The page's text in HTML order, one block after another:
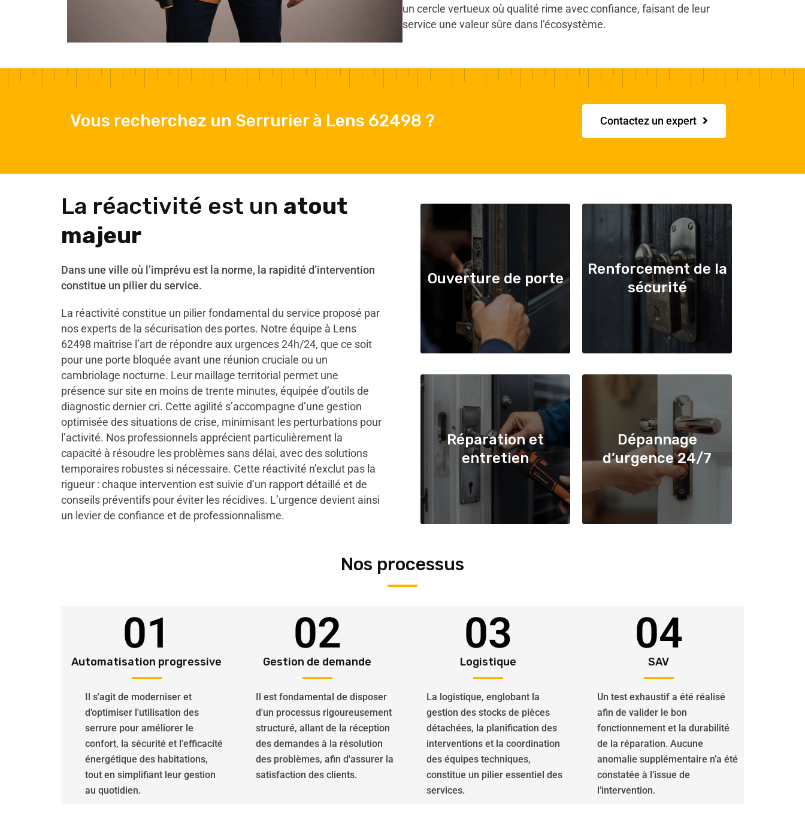
un cercle vertueux où qualité rime avec confiance, faisant de leur
service une valeur sûre dans l’écosystème.
Vous recherchez un Serrurier à Lens 62498 ? Contactez un expert
La réactivité est un atout
majeur
Dans une ville où l’imprévu est la norme, la rapidité d’intervention
constitue un pilier du service.
La réactivité constitue un pilier fondamental du service proposé par
nos experts de la sécurisation des portes. Notre équipe à Lens
62498 maîtrise l’art de répondre aux urgences 24h/24, que ce soit
pour une porte bloquée avant une réunion cruciale ou un
cambriolage nocturne. Leur maillage territorial permet une
présence sur site en moins de trente minutes, équipée d’outils de
diagnostic dernier cri. Cette agilité s’accompagne d’une gestion
optimisée des situations de crise, minimisant les perturbations pour
l’activité. Nos professionnels apprécient particulièrement la
capacité à résoudre les problèmes sans délai, avec des solutions
temporaires robustes si nécessaire. Cette réactivité n’exclut pas la
rigueur : chaque intervention est suivie d’un rapport détaillé et de
conseils préventifs pour éviter les récidives. L’urgence devient ainsi
un levier de confiance et de professionnalisme.
Ouverture de porte
Renforcement de la
sécurité
Réparation et
entretien
Dépannage
d’urgence 24/7
Nos processus
01
Automatisation progressive
Il s'agit de moderniser et
d'optimiser l'utilisation des
serrure pour améliorer le
confort, la sécurité et l'efficacité
énergétique des habitations,
tout en simplifiant leur gestion
au quotidien.
02
Gestion de demande
Il est fondamental de disposer
d'un processus rigoureusement
structuré, allant de la réception
des demandes à la résolution
des problèmes, afin d'assurer la
satisfaction des clients.
03
Logistique
La logistique, englobant la
gestion des stocks de pièces
détachées, la planification des
interventions et la coordination
des équipes techniques,
constitue un pilier essentiel des
services.
04
SAV
Un test exhaustif a été réalisé
afin de valider le bon
fonctionnement et la durabilité
de la réparation. Aucune
anomalie supplémentaire n’a été
constatée à l’issue de
l’intervention.